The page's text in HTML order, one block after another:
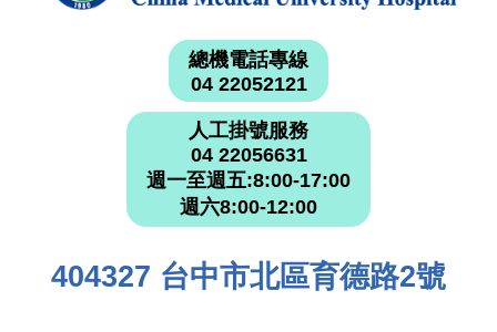
總機電話專線
04 22052121
人工掛號服務
04 22056631
週一至週五:8:00-17:00
週六8:00-12:00
404327 台中市北區育德路2號